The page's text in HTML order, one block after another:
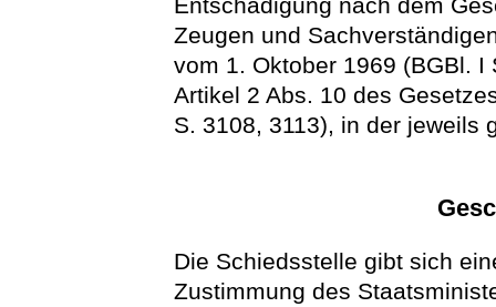
Zeugen und
vom 1. Oktober 1969 (BGBl.
Artikel 2 Abs. 10 des
S. 3108, 3113), in der jeweils
Die Schiedsstelle gibt sich
Zustimmung des